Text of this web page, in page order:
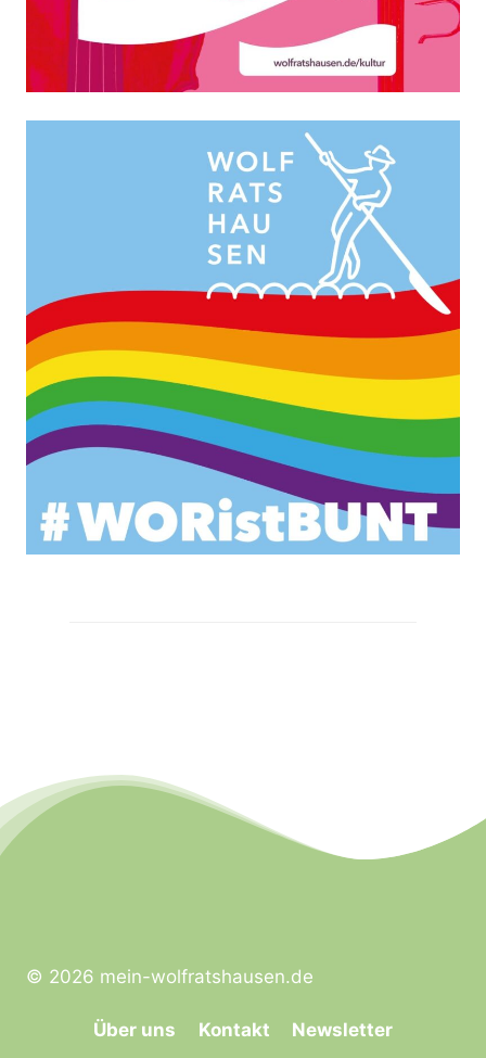
© 2026 mein-wolfratshausen.de
Über uns Kontakt Newsletter